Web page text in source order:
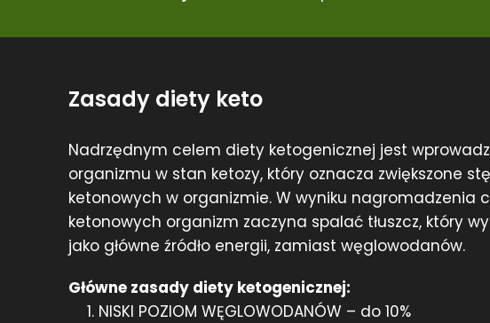
Zasady diety keto
Nadrzędnym celem diety ketogenicznej jest
organizmu w stan ketozy, który oznacza zwiększone
ketonowych w organizmie. W wyniku nagromadzenia
ketonowych organizm zaczyna spalać tłuszcz, który
jako główne źródło energii, zamiast węglowodanów.
Główne zasady diety ketogenicznej:
NISKI POZIOM WĘGLOWODANÓW – do 10%